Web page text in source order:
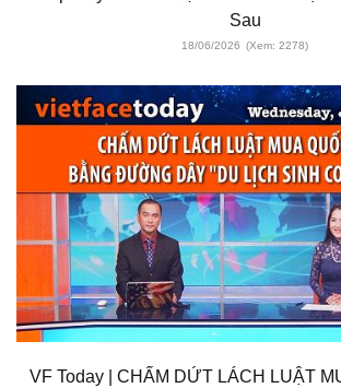
Sau
18/06/2026 (Xem: 2278)
VF Today | CHẤM DỨT LÁCH LUẬT